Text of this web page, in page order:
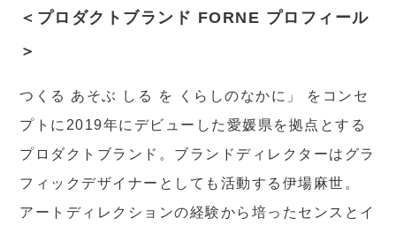
＜プロダクトブランド FORNE プロフィール
＞
つくる あそぶ しる を くらしのなかに」 をコンセ
プトに2019年にデビューした愛媛県を拠点とする
プロダクトブランド。ブランドディレクターはグラ
フィックデザイナーとしても活動する伊場麻世。
アートディレクションの経験から培ったセンスとイ